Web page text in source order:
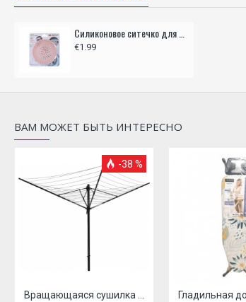
€1.99
ВАМ МОЖЕТ БЫТЬ ИНТЕРЕСНО
-38 %
Вращающаяся сушилка для одежды 60 м